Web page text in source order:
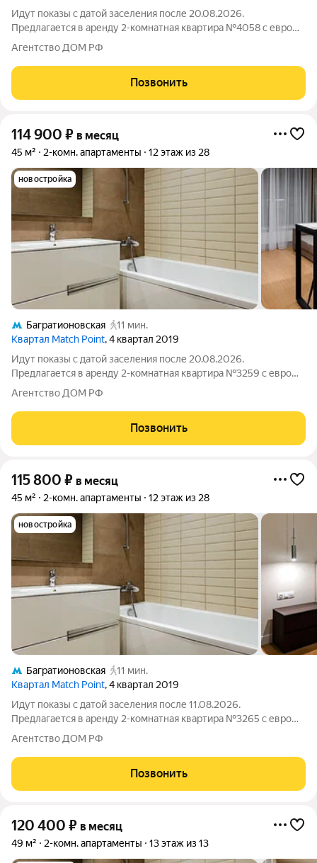
Идут показы с датой заселения после 20.08.2026.
Предлагается в аренду 2-комнатная квартира №4058 с евро
планировкой (кухня-гостиная + 1 спальня) с высокими
потолками и приятным видом на обустроенный внутренний
двор площадью 51 м2, расположенная на
Агентство ДОМ РФ
Позвонить
114 900 ₽ в месяц
45 м² 2-комн. апартаменты 12 этаж из 28
новостройка
Багратионовская
11 мин.
Квартал Match Point, 4 квартал 2019
Идут показы с датой заселения после 20.08.2026.
Предлагается в аренду 2-комнатная квартира №3259 с евро
планировкой (кухня-гостиная + 1 спальня) с высокими
потолками площадью 45 м2, расположенная на двенадцатом
этаже нового арендного дома Матч Поинт.
Агентство ДОМ РФ
Позвонить
115 800 ₽ в месяц
45 м² 2-комн. апартаменты 12 этаж из 28
новостройка
Багратионовская
11 мин.
Квартал Match Point, 4 квартал 2019
Идут показы с датой заселения после 11.08.2026.
Предлагается в аренду 2-комнатная квартира №3265 с евро
планировкой (кухня-гостиная + 1 спальня) с высокими
потолками площадью 45 м2, расположенная на двенадцатом
этаже нового арендного дома Матч Поинт.
Агентство ДОМ РФ
Позвонить
120 400 ₽ в месяц
49 м² 2-комн. апартаменты 13 этаж из 13